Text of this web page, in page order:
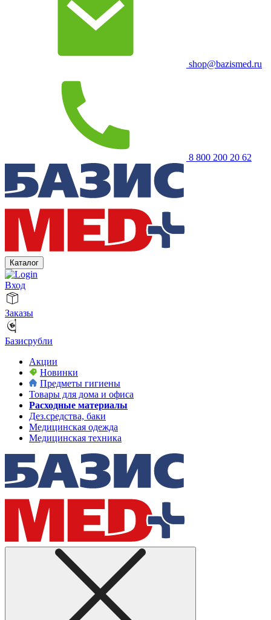
shop@bazismed.ru
8 800 200 20 62
Каталог
Вход
Заказы
Базисрубли
Акции
Новинки
Предметы гигиены
Товары для дома и офиса
Расходные материалы
Дез.средства, баки
Медицинская одежда
Медицинская техника